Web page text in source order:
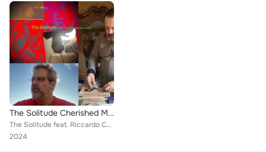
The Solitude Cherished Memories USA
The Solitude feat. Riccardo Cantarelli, Roberto Cazzola
2024